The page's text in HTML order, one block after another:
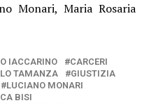
Monari, Maria Rosaria
IACCARINO
CARCERI
TAMANZA
GIUSTIZIA
LUCIANO MONARI
BISI